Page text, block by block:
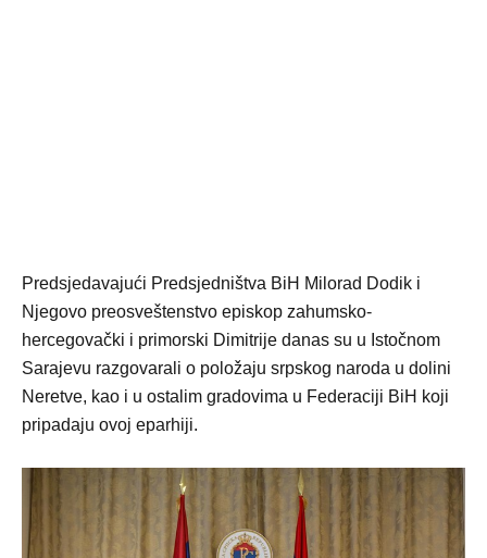
Predsjedavajući Predsjedništva BiH Milorad Dodik i
Njegovo preosveštenstvo episkop zahumsko-
hercegovački i primorski Dimitrije danas su u Istočnom
Sarajevu razgovarali o položaju srpskog naroda u dolini
Neretve, kao i u ostalim gradovima u Federaciji BiH koji
pripadaju ovoj eparhiji.